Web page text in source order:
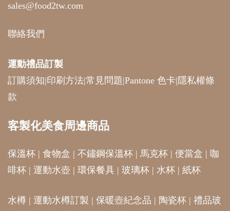
sales@food2tw.com
聯絡我們
運動禮品訂製
訂購須知|印刷方法|常見問題|Pantone 色卡| 隱私權條
款
客製化美食周邊商品
保溫杯 | 食物盒 | 不鏽鋼保溫杯 | 馬克杯 | 便當盒 | 咖
啡杯 | 運動水壺 | 環保餐具 | 玻璃杯 | 水杯 | 紙杯
水樽 | 運動水樽訂製 | 保暖壺紀念品 | 陶瓷杯 | 禮品玻